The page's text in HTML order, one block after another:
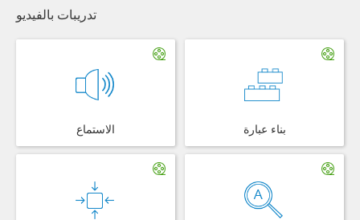
تدريبات بالفيديو
الاستماع بناء عبارة